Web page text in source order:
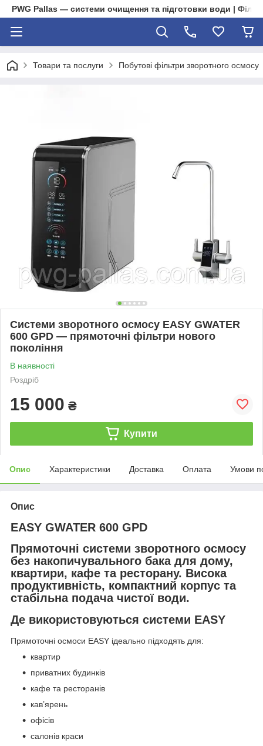
PWG Pallas — системи очищення та підготовки води |
Товари та послуги Побутові фільтри зворотного осмосу
Системи зворотного осмосу EASY GWATER
600 GPD — прямоточні фільтри нового
покоління
В наявності
Роздріб
15 000 ₴
Купити
Опис Характеристики Доставка Оплата Умови
Опис
EASY GWATER 600 GPD
Прямоточні системи зворотного осмосу
без накопичувального бака для дому,
квартири, кафе та ресторану. Висока
продуктивність, компактний корпус та
стабільна подача чистої води.
Де використовуються системи EASY
Прямоточні осмоси EASY ідеально підходять для:
квартир
приватних будинків
кафе та ресторанів
кав’ярень
офісів
салонів краси